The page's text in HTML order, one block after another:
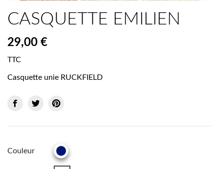
CASQUETTE EMILIEN
29,00 €
TTC
Casquette unie RUCKFIELD
Couleur MARINE